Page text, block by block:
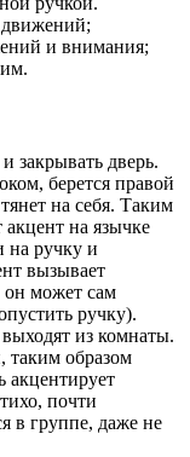
и внимания;
закрывать дверь.
берется правой
на себя. Таким
акцент на язычке
на ручку и
вызывает
он может сам
ручку).
из комнаты.
таким образом
акцентирует
почти
в группе, даже не